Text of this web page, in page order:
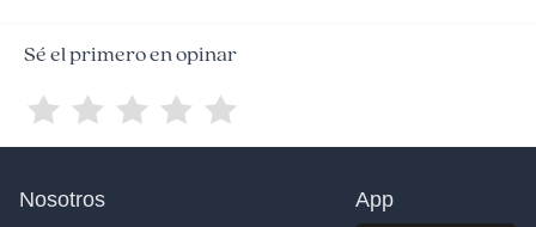
Sé el primero en opinar
Nosotros App